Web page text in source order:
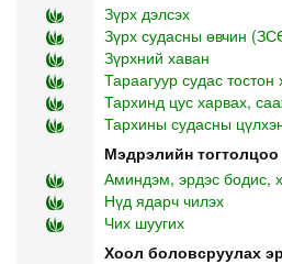
Зүрх дэлсэх
Зүрх судасны өвчин
Зүрхний хаван
Тараагуур судас тостон
Тархинд цус харвах,
Тархины судасны
Мэдрэлийн тогтолцоо
Аминдэм, эрдэс бодис,
Нүд ядарч чилэх
Чих шуугих
Хоол боловсруулах